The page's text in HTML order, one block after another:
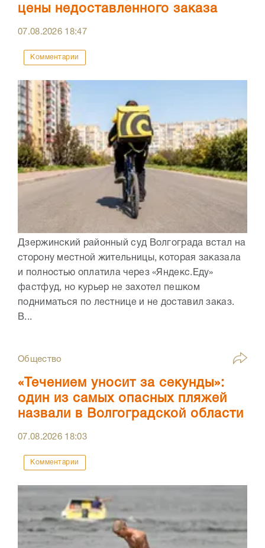
цены недоставленного заказа
07.08.2026 18:47
Комментарии
Дзержинский районный суд Волгограда встал на
сторону местной жительницы, которая заказала
и полностью оплатила через «Яндекс.Еду»
фастфуд, но курьер не захотел пешком
подниматься по лестнице и не доставил заказ.
В...
Общество
«Течением уносит за секунды»:
один из самых опасных пляжей
назвали в Волгоградской области
07.08.2026 18:03
Комментарии